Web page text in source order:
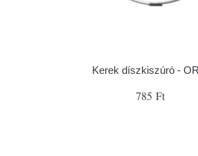
Kerek díszkiszúró -
785 Ft